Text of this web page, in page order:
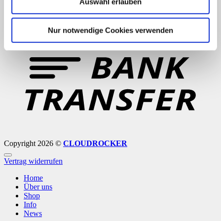
Nur notwendige Cookies verwenden
Copyright 2026 © CLOUDROCKER
Vertrag widerrufen
Home
Über uns
Shop
Info
News